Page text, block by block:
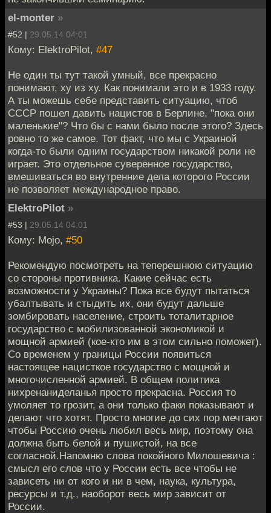
el-monter »
#52 | 29.05.14 04:01
Кому: ElektroPilot, #47
Не один ты тут такой умный, все прекрасно
понимают, ху из ху. Как понимали это и в 1933 году.
А ты можешь себе представить ситуацию, чтоб
СССР пошел давить нацистов в Берлине, "пока они
маленькие"? Что бы с нами было после этого? Здесь
ровно то же самое. Тот факт, что мы с Украиной
когда-то были одним государством никакой роли не
играет. Это отдельное суверенное государство,
вмешиваться во внутренние дела которого России
не позволяет международное право.
ElektroPilot »
#53 | 29.05.14 04:01
Кому: Mojo, #50
Рекомендую посмотреть на теперешнюю ситуацию
со стороны противника. Какие сейчас есть
возможности у Украины? Пока все будут пытаться
убалтывать и стыдить их, они будут дальше
зомбировать население, строить тоталитарное
государство с мобилизованной экономикой и
мощной армией (кое-кто им в этом сильно поможет).
Со временем у границы России появиться
настоящее нацисткое государство с мощной и
многочисленной армией. В общем политика
нихренаниделанья просто прекрасна. Россия то
умоляет то грозит, а они только факи показывают и
делают что хотят. Просто многие до сих пор мечтают
чтобы Россию очень любил весь мир, поэтому она
должна быть белой и пушистой, на все
согласной.Напомню слова покойного Милошевича :
смысл его слов что у России есть все чтобы не
зависеть ни от кого и ни в чем, наука, культура,
ресурсы и т.д., наоборот весь мир зависит от
России.